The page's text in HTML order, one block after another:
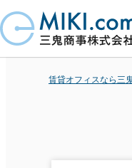
賃貸オフィスなら三